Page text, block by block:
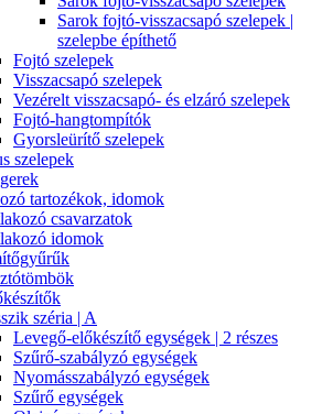
Sarok fojtó-visszacsapó szelepek |
szelepbe építhető
Fojtó szelepek
Visszacsapó szelepek
Vezérelt visszacsapó- és elzáró szelepek
Fojtó-hangtompítók
Gyorsleürítő szelepek
szelepek
tartozékok, idomok
csavarzatok
idomok
széria | A
Levegő-előkészítő egységek | 2 részes
Szűrő-szabályzó egységek
Nyomásszabályzó egységek
Szűrő egységek